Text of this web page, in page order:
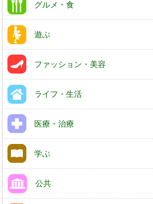
グルメ・食
遊ぶ
ファッション・美容
ライフ・生活
医療・治療
学ぶ
公共